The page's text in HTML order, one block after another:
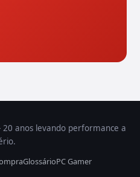
anos levando performance a
GlossárioPC Gamer